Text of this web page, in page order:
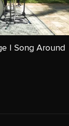
| Song Around